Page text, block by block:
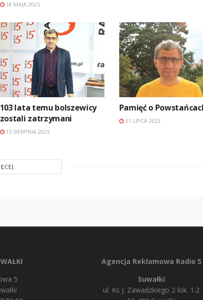
18 MAJA 2025
103 lata temu bolszewicy
zostali zatrzymani
15 SIERPNIA 2023
Pamięć o
31 LIPCA 2023
5
Agencja Reklamowa Radio 5
Suwałki
ul. Ks J. Zawadzkiego 2 lok. 1.2